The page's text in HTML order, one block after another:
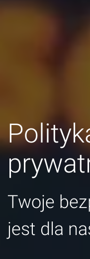
Twoje
jest dla